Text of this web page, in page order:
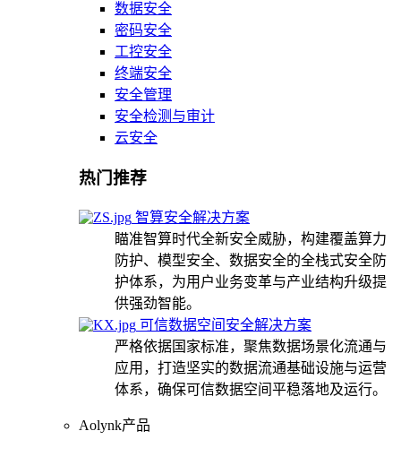
数据安全
密码安全
工控安全
终端安全
安全管理
安全检测与审计
云安全
热门推荐
智算安全解决方案
瞄准智算时代全新安全威胁，构建覆盖算力
防护、模型安全、数据安全的全栈式安全防
护体系，为用户业务变革与产业结构升级提
供强劲智能。
可信数据空间安全解决方案
严格依据国家标准，聚焦数据场景化流通与
应用，打造坚实的数据流通基础设施与运营
体系，确保可信数据空间平稳落地及运行。
Aolynk产品